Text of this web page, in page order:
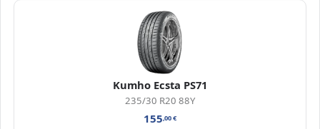
Kumho Ecsta PS71
235/30 R20 88Y
155,00€